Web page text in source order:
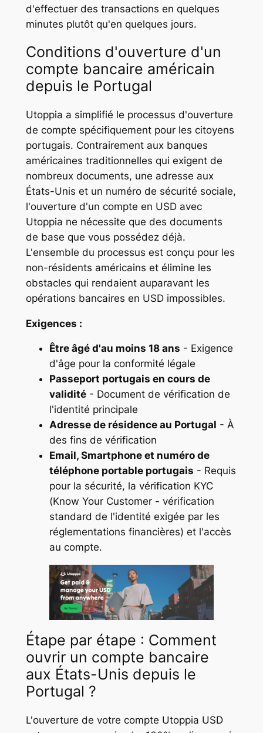
d'effectuer des transactions en quelques
minutes plutôt qu'en quelques jours.
Conditions d'ouverture d'un
compte bancaire américain
depuis le Portugal
Utoppia a simplifié le processus d'ouverture
de compte spécifiquement pour les citoyens
portugais. Contrairement aux banques
américaines traditionnelles qui exigent de
nombreux documents, une adresse aux
États-Unis et un numéro de sécurité sociale,
l'ouverture d'un compte en USD avec
Utoppia ne nécessite que des documents
de base que vous possédez déjà.
L'ensemble du processus est conçu pour les
non-résidents américains et élimine les
obstacles qui rendaient auparavant les
opérations bancaires en USD impossibles.
Exigences :
Être âgé d'au moins 18 ans - Exigence
d'âge pour la conformité légale
Passeport portugais en cours de
validité- Document de vérification de
l'identité principale
Adresse de résidence au Portugal - À
des fins de vérification
Email, Smartphone et numéro de
téléphone portable portugais - Requis
pour la sécurité, la vérification KYC
(Know Your Customer - vérification
standard de l'identité exigée par les
réglementations financières) et l'accès
au compte.
Étape par étape : Comment
ouvrir un compte bancaire
aux États-Unis depuis le
Portugal ?
L'ouverture de votre compte Utoppia USD